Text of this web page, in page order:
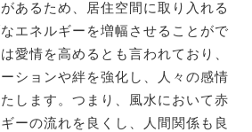
あるため、居住空間に取り入れる
エネルギーを増幅させることがで
愛情を高めるとも言われており、
ションや絆を強化し、人々の感情
します。つまり、風水において赤
ーの流れを良くし、人間関係も良